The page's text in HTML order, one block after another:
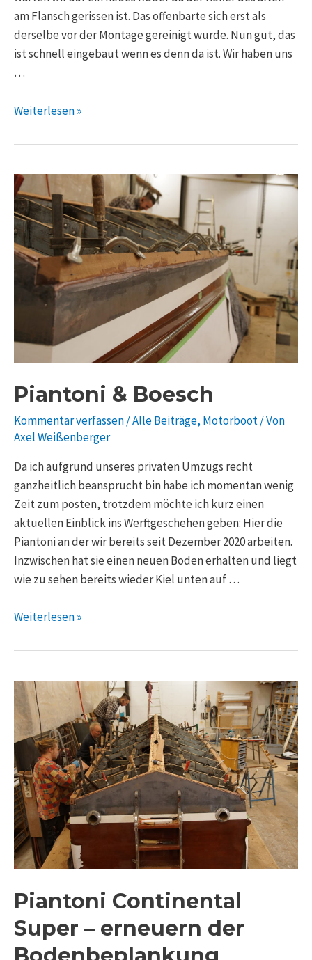
am Flansch gerissen ist. Das offenbarte sich erst als
derselbe vor der Montage gereinigt wurde. Nun gut, das
ist schnell eingebaut wenn es denn da ist. Wir haben uns
…
Weiterlesen »
Piantoni & Boesch
Kommentar verfassen/Alle Beiträge, Motorboot/ Von
Axel Weißenberger
Da ich aufgrund unseres privaten Umzugs recht
ganzheitlich beansprucht bin habe ich momentan wenig
Zeit zum posten, trotzdem möchte ich kurz einen
aktuellen Einblick ins Werftgeschehen geben: Hier die
Piantoni an der wir bereits seit Dezember 2020 arbeiten.
Inzwischen hat sie einen neuen Boden erhalten und liegt
wie zu sehen bereits wieder Kiel unten auf …
Piantoni
&
Boesch
Weiterlesen »
Piantoni Continental
Super – erneuern der
Piantoni
Continental
Super
–
erneuern
der
Bodenbeplankung